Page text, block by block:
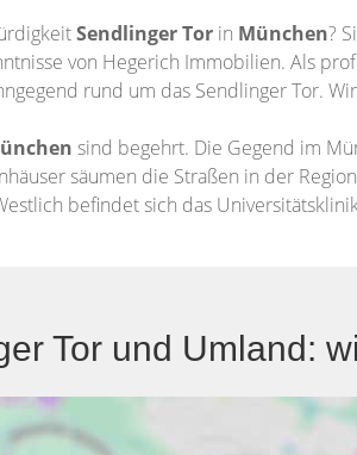
Sendlinger Tor in München?
von Hegerich Immobilien. Als
rund um das Sendlinger Tor.
sind begehrt. Die Gegend im
säumen die Straßen in der
befindet sich das
Tor und Umland: